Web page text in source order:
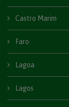
Castro Marim
Faro
Lagoa
Lagos